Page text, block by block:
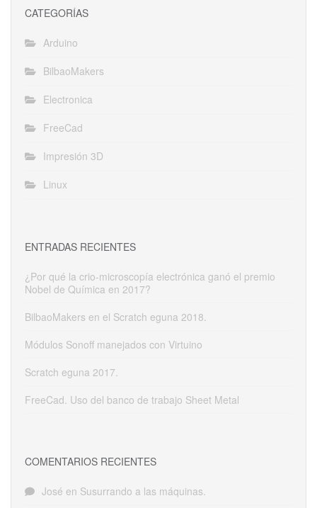
CATEGORÍAS
Arduino
BilbaoMakers
Electronica
FreeCad
Impresión 3D
Linux
ENTRADAS RECIENTES
¿Por qué la crio-microscopía electrónica ganó el premio
Nobel de Química en 2017?
BilbaoMakers en el Scratch eguna 2018.
Módulos Sonoff manejados con Virtuino
Scratch eguna 2017.
FreeCad. Uso del banco de trabajo Sheet Metal
COMENTARIOS RECIENTES
José en Susurrando a las máquinas.